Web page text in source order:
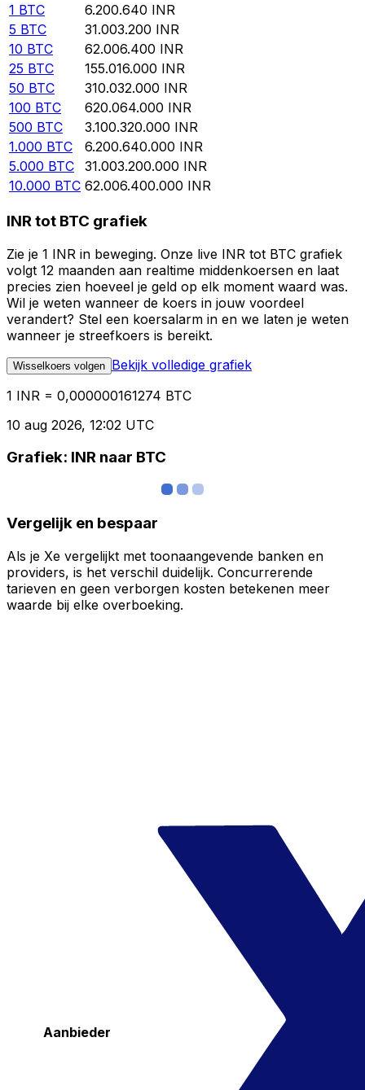
1 BTC 6.200.640 INR
5 BTC 31.003.200 INR
10 BTC 62.006.400 INR
25 BTC 155.016.000 INR
50 BTC 310.032.000 INR
100 BTC 620.064.000 INR
500 BTC 3.100.320.000 INR
1.000 BTC 6.200.640.000 INR
5.000 BTC 31.003.200.000 INR
10.000 BTC 62.006.400.000 INR
INR tot BTC grafiek
Zie je 1 INR in beweging. Onze live INR tot BTC grafiek
volgt 12 maanden aan realtime middenkoersen en laat
precies zien hoeveel je geld op elk moment waard was.
Wil je weten wanneer de koers in jouw voordeel
verandert? Stel een koersalarm in en we laten je weten
wanneer je streefkoers is bereikt.
Wisselkoers volgen Bekijk volledige grafiek
1 INR = 0,000000161274 BTC
10 aug 2026, 12:02 UTC
Grafiek: INR naar BTC
Vergelijk en bespaar
Als je Xe vergelijkt met toonaangevende banken en
providers, is het verschil duidelijk. Concurrerende
tarieven en geen verborgen kosten betekenen meer
waarde bij elke overboeking.
Aanbieder